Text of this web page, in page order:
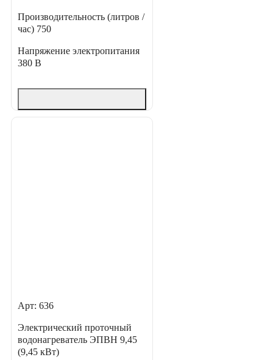
Производительность (литров /
час) 750
Напряжение электропитания
380 В
Арт: 636
Электрический проточный
водонагреватель ЭПВН 9,45
(9,45 кВт)